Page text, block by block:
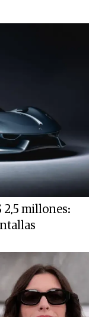
millones: